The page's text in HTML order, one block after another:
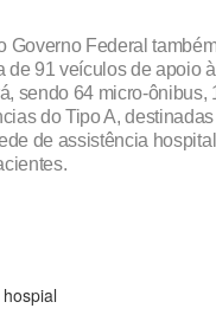
Governo Federal
de 91 veículos de apoio à
sendo 64 micro-ônibus,
do Tipo A,
de assistência